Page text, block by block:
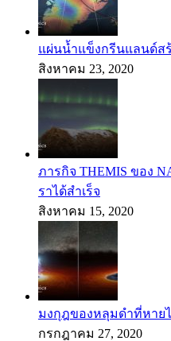
แผ่นน้ำแข็งกรีนแลนด์ส
สิงหาคม 23, 2020
ภารกิจ THEMIS ของ
ราได้สำเร็จ
สิงหาคม 15, 2020
มงกุฎของหลุมดำที่หาย
กรกฎาคม 27, 2020